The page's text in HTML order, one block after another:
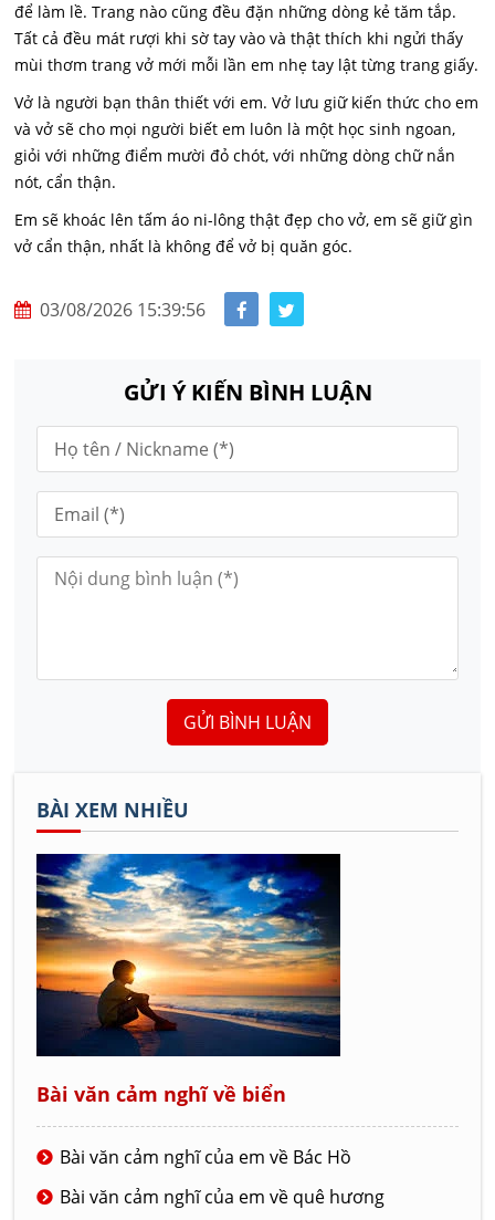
để làm lề. Trang nào cũng đều đặn những dòng kẻ tăm tắp.
Tất cả đều mát rượi khi sờ tay vào và thật thích khi ngửi thấy
mùi thơm trang vở mới mỗi lần em nhẹ tay lật từng trang giấy.
Vở là người bạn thân thiết với em. Vở lưu giữ kiến thức cho em
và vở sẽ cho mọi người biết em luôn là một học sinh ngoan,
giỏi với những điểm mười đỏ chót, với những dòng chữ nắn
nót, cẩn thận.
Em sẽ khoác lên tấm áo ni-lông thật đẹp cho vở, em sẽ giữ gìn
vở cẩn thận, nhất là không để vở bị quăn góc.
03/08/2026 15:39:56
GỬI Ý KIẾN BÌNH LUẬN
GỬI BÌNH LUẬN
BÀI XEM NHIỀU
Bài văn cảm nghĩ về biển
Bài văn cảm nghĩ của em về Bác Hồ
Bài văn cảm nghĩ của em về quê hương